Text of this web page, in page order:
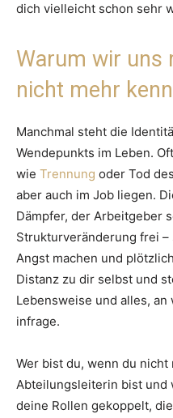
dich vielleicht schon sehr
Warum wir uns
nicht mehr
Manchmal steht die
Wendepunkts im Leben.
wie Trennung oder Tod
aber auch im Job liegen.
Dämpfer, der Arbeitgeber
Strukturveränderung frei
Angst machen und
Distanz zu dir selbst und
Lebensweise und alles,
infrage.
Wer bist du, wenn du
Abteilungsleiterin bist und
deine Rollen gekoppelt,